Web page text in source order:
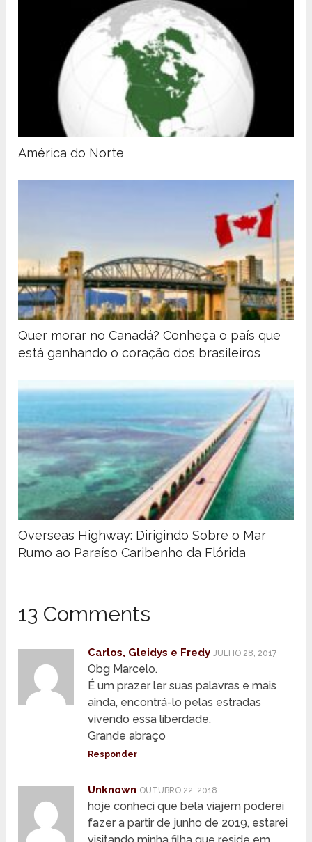
América do Norte
Quer morar no Canadá? Conheça o país que
está ganhando o coração dos brasileiros
Overseas Highway: Dirigindo Sobre o Mar
Rumo ao Paraíso Caribenho da Flórida
13 Comments
Carlos, Gleidys e Fredy JULHO 28, 2017
Obg Marcelo.
É um prazer ler suas palavras e mais
ainda, encontrá-lo pelas estradas
vivendo essa liberdade.
Grande abraço
Responder
Unknown OUTUBRO 22, 2018
hoje conheci que bela viajem poderei
fazer a partir de junho de 2019, estarei
visitando minha filha que reside em